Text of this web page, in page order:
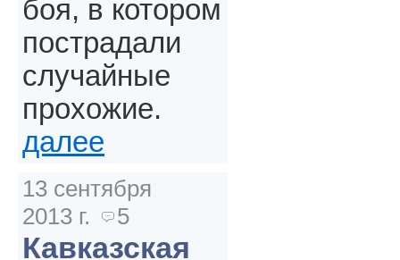
боя, в котором
пострадали
случайные
прохожие.
далее
13 сентября
2013 г.
5
Кавказская